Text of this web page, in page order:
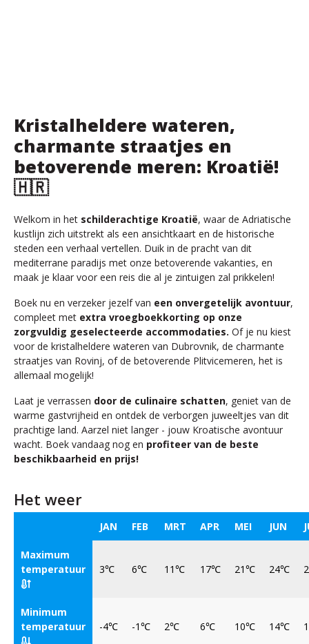
Kristalheldere wateren,
charmante straatjes en
betoverende meren: Kroatië!
🇭🇷
Welkom in het schilderachtige Kroatië, waar de Adriatische
kustlijn zich uitstrekt als een ansichtkaart en de historische
steden een verhaal vertellen. Duik in de pracht van dit
mediterrane paradijs met onze betoverende vakanties, en
maak je klaar voor een reis die al je zintuigen zal prikkelen!
Boek nu en verzeker jezelf van een onvergetelijk avontuur,
compleet met extra vroegboekkorting op onze
zorgvuldig geselecteerde accommodaties. Of je nu kiest
voor de kristalheldere wateren van Dubrovnik, de charmante
straatjes van Rovinj, of de betoverende Plitvicemeren, het is
allemaal mogelijk!
Laat je verrassen door de culinaire schatten, geniet van de
warme gastvrijheid en ontdek de verborgen juweeltjes van dit
prachtige land. Aarzel niet langer - jouw Kroatische avontuur
wacht. Boek vandaag nog en profiteer van de beste
beschikbaarheid en prijs!
Het weer
JAN FEB MRT APR MEI JUN
Maximum
temperatuur
3℃ 6℃ 11℃ 17℃ 21℃ 24℃
Minimum
temperatuur
-4℃ -1℃ 2℃ 6℃ 10℃ 14℃